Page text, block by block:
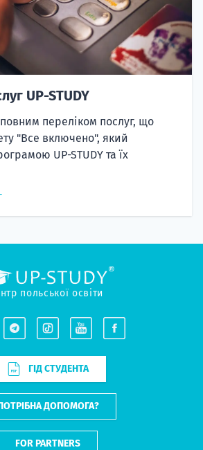
UP-STUDY
переліком послуг, що
"Все включено", який
UP-STUDY та їх
польської освіти
ГІД СТУДЕНТА
ДОПОМОГА?
FOR PARTNERS